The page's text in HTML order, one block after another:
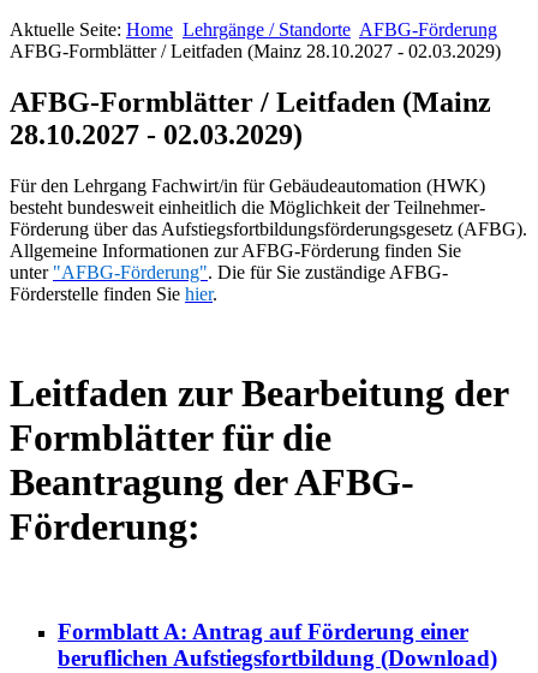
Aktuelle Seite: Home Lehrgänge / Standorte AFBG-Förderung
AFBG-Formblätter / Leitfaden (Mainz 28.10.2027 - 02.03.2029)
AFBG-Formblätter / Leitfaden (Mainz
28.10.2027 - 02.03.2029)
Für den Lehrgang Fachwirt/in für Gebäudeautomation (HWK)
besteht bundesweit einheitlich die Möglichkeit der Teilnehmer-
Förderung über das Aufstiegsfortbildungsförderungsgesetz (AFBG).
Allgemeine Informationen zur AFBG-Förderung finden Sie
unter "AFBG-Förderung". Die für Sie zuständige AFBG-
Förderstelle finden Sie hier.
Leitfaden zur Bearbeitung der
Formblätter für die
Beantragung der AFBG-
Förderung:
Formblatt A: Antrag auf Förderung einer
beruflichen Aufstiegsfortbildung (Download)